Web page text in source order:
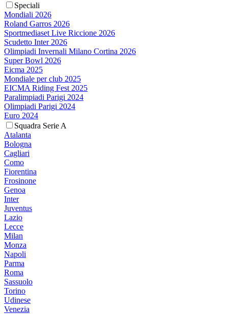
Speciali
Mondiali 2026
Roland Garros 2026
Sportmediaset Live Riccione 2026
Scudetto Inter 2026
Olimpiadi Invernali Milano Cortina 2026
Super Bowl 2026
Eicma 2025
Mondiale per club 2025
EICMA Riding Fest 2025
Paralimpiadi Parigi 2024
Olimpiadi Parigi 2024
Euro 2024
Squadra Serie A
Atalanta
Bologna
Cagliari
Como
Fiorentina
Frosinone
Genoa
Inter
Juventus
Lazio
Lecce
Milan
Monza
Napoli
Parma
Roma
Sassuolo
Torino
Udinese
Venezia